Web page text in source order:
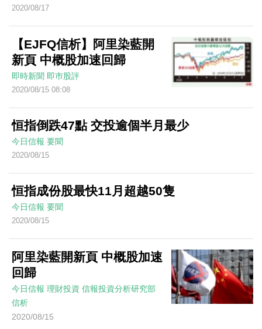
2020/08/17
【EJFQ信析】阿里染藍開
新頁 中概股加速回歸
即時新聞 即巿股評
2020/08/15 08:08
恒指倒跌47點 交投逾個半月最少
今日信報 要聞
2020/08/15
恒指成份股最快11月超越50隻
今日信報 要聞
2020/08/15
阿里染藍開新頁 中概股加速
回歸
今日信報 理財投資 信報投資分析研究部
信析
2020/08/15